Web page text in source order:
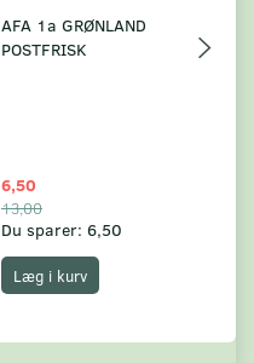
AFA 1a GRØNLAND
POSTFRISK
6,50
13,00
Du sparer: 6,50
Læg i kurv